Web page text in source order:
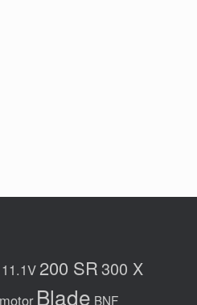
11.1V200 SR300 X
Blade BNF